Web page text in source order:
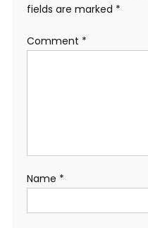
fields are marked *
Comment *
Name *